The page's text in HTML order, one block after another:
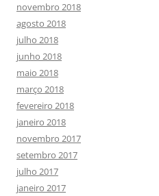
novembro 2018
agosto 2018
julho 2018
junho 2018
maio 2018
março 2018
fevereiro 2018
janeiro 2018
novembro 2017
setembro 2017
julho 2017
janeiro 2017